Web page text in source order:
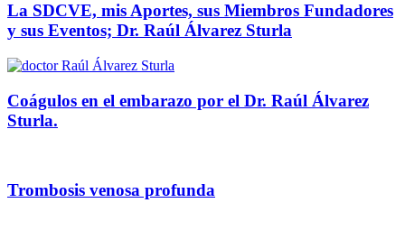
La SDCVE, mis Aportes, sus Miembros Fundadores
y sus Eventos; Dr. Raúl Álvarez Sturla
Coágulos en el embarazo por el Dr. Raúl Álvarez
Sturla.
Trombosis venosa profunda